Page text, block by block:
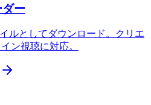
ー
ルとしてダウンロード。クリエ
ン視聴に対応。